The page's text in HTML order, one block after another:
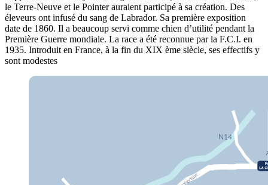
le Terre-Neuve et le Pointer auraient participé à sa création. Des
éleveurs ont infusé du sang de Labrador. Sa première exposition
date de 1860. Il a beaucoup servi comme chien d’utilité pendant la
Première Guerre mondiale. La race a été reconnue par la F.C.I. en
1935. Introduit en France, à la fin du XIX ème siècle, ses effectifs y
sont modestes